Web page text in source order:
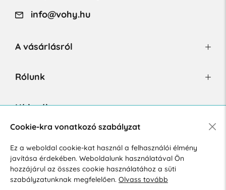
info@vohy.hu
A vásárlásról
Rólunk
Hírlevél
Hozzájárulok a személyes adatok marketing célú kezeléséhez.
Személyes adatok védelmére vonatkozó szabályzat.
Cookie-kra vonatkozó szabályzat
Ez a weboldal cookie-kat használ a felhasználói élmény
javítása érdekében. Weboldalunk használatával Ön
hozzájárul az összes cookie használatához a süti
szabályzatunknak megfelelően. Olvass tovább